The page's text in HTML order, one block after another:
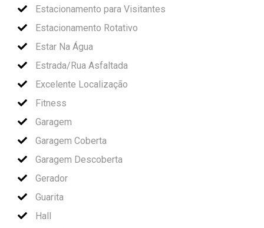
Estacionamento para Visitantes
Estacionamento Rotativo
Estar Na Água
Estrada/Rua Asfaltada
Excelente Localização
Fitness
Garagem
Garagem Coberta
Garagem Descoberta
Gerador
Guarita
Hall